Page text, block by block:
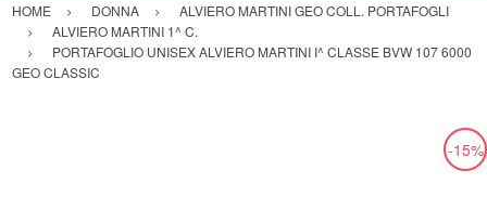
HOME DONNA
ALVIERO MARTINI GEO COLL. PORTAFOGLI
ALVIERO MARTINI 1^ C.
PORTAFOGLIO UNISEX ALVIERO MARTINI I^ CLASSE BVW 107 6000
GEO CLASSIC
-15%